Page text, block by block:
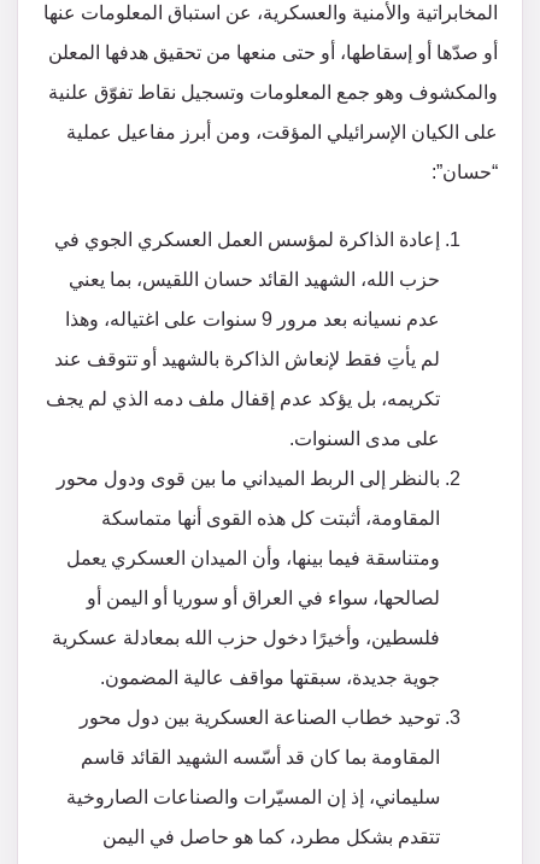
المخابراتية والأمنية والعسكرية، عن استباق المعلومات عنها
أو صدّها أو إسقاطها، أو حتى منعها من تحقيق هدفها المعلن
والمكشوف وهو جمع المعلومات وتسجيل نقاط تفوّق علنية
على الكيان الإسرائيلي المؤقت، ومن أبرز مفاعيل عملية
“حسان”:
إعادة الذاكرة لمؤسس العمل العسكري الجوي في
حزب الله، الشهيد القائد حسان اللقيس، بما يعني
عدم نسيانه بعد مرور 9 سنوات على اغتياله، وهذا
لم يأتِ فقط لإنعاش الذاكرة بالشهيد أو تتوقف عند
تكريمه، بل يؤكد عدم إقفال ملف دمه الذي لم يجف
على مدى السنوات.
بالنظر إلى الربط الميداني ما بين قوى ودول محور
المقاومة، أثبتت كل هذه القوى أنها متماسكة
ومتناسقة فيما بينها، وأن الميدان العسكري يعمل
لصالحها، سواء في العراق أو سوريا أو اليمن أو
فلسطين، وأخيرًا دخول حزب الله بمعادلة عسكرية
جوية جديدة، سبقتها مواقف عالية المضمون.
توحيد خطاب الصناعة العسكرية بين دول محور
المقاومة بما كان قد أسّسه الشهيد القائد قاسم
سليماني، إذ إن المسيّرات والصناعات الصاروخية
تتقدم بشكل مطرد، كما هو حاصل في اليمن